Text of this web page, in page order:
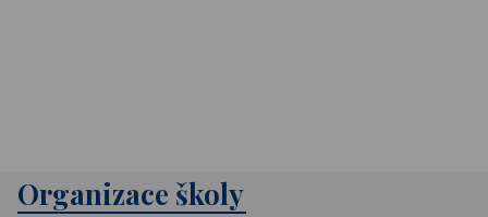
Organizace školy